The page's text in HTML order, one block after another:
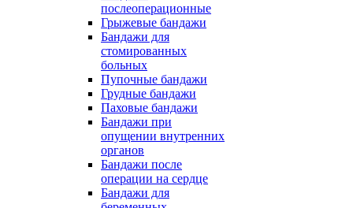
послеоперационные
Грыжевые бандажи
Бандажи для
стомированных
больных
Пупочные бандажи
Грудные бандажи
Паховые бандажи
Бандажи при
опущении внутренних
органов
Бандажи после
операции на сердце
Бандажи для